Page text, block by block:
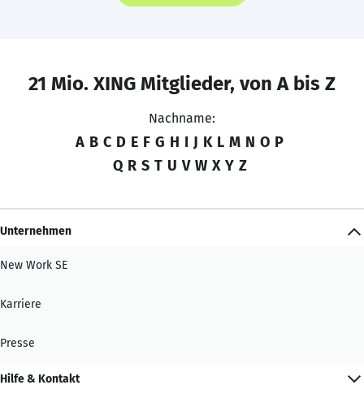
21 Mio. XING Mitglieder, von A bis Z
Nachname:
A B C D E F G H I J K L M N O P
Q R S T U V W X Y Z
Unternehmen
New Work SE
Karriere
Presse
Hilfe & Kontakt